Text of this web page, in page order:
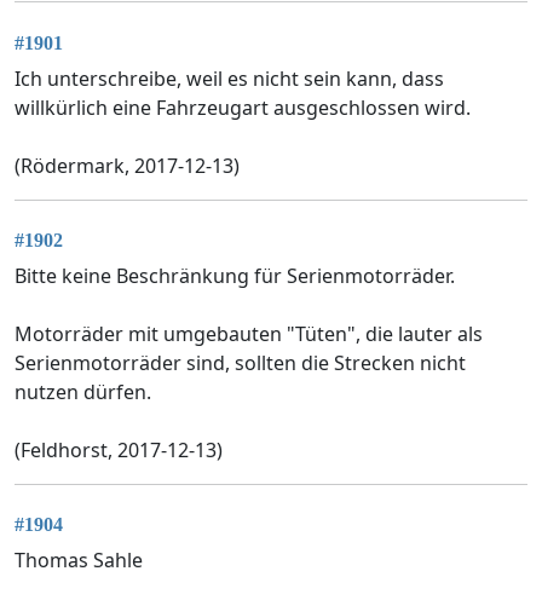
#1901
Ich unterschreibe, weil es nicht sein kann, dass
willkürlich eine Fahrzeugart ausgeschlossen wird.
(Rödermark, 2017-12-13)
#1902
Bitte keine Beschränkung für Serienmotorräder.
Motorräder mit umgebauten "Tüten", die lauter als
Serienmotorräder sind, sollten die Strecken nicht
nutzen dürfen.
(Feldhorst, 2017-12-13)
#1904
Thomas Sahle